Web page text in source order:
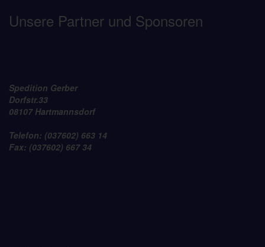
Unsere Partner und Sponsoren
Spedition Gerber
Dorfstr.33
08107 Hartmannsdorf
Telefon: (037602) 663 14
Fax: (037602) 667 34